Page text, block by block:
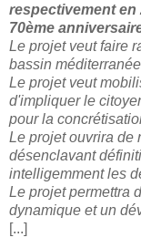
respectivement en
70ème
Le projet veut faire
bassin
Le projet veut
d'impliquer le
pour la
Le projet ouvrira de
désenclavant
intelligemment les
Le projet permettra
dynamique et un
[...]